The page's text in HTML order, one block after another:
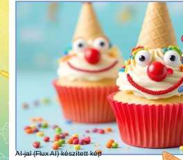
AI-jal (Flux AI) készített kép